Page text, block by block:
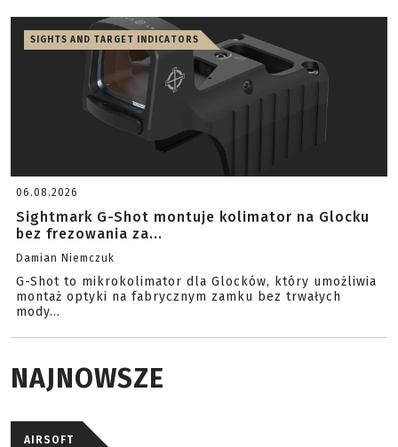
SIGHTS AND TARGET INDICATORS
06.08.2026
Sightmark G-Shot montuje kolimator na Glocku
bez frezowania za...
Damian Niemczuk
G-Shot to mikrokolimator dla Glocków, który umożliwia
montaż optyki na fabrycznym zamku bez trwałych
mody...
NAJNOWSZE
AIRSOFT